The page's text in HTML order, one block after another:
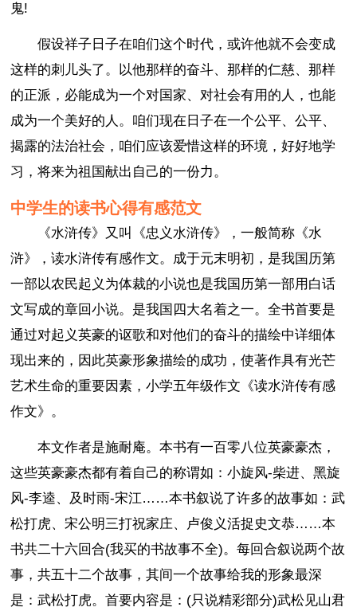
鬼!
假设祥子日子在咱们这个时代，或许他就不会变成
这样的刺儿头了。以他那样的奋斗、那样的仁慈、那样
的正派，必能成为一个对国家、对社会有用的人，也能
成为一个美好的人。咱们现在日子在一个公平、公平、
揭露的法治社会，咱们应该爱惜这样的环境，好好地学
习，将来为祖国献出自己的一份力。
中学生的读书心得有感范文
《水浒传》又叫《忠义水浒传》，一般简称《水
浒》，读水浒传有感作文。成于元末明初，是我国历第
一部以农民起义为体裁的小说也是我国历第一部用白话
文写成的章回小说。是我国四大名着之一。全书首要是
通过对起义英豪的讴歌和对他们的奋斗的描绘中详细体
现出来的，因此英豪形象描绘的成功，使著作具有光芒
艺术生命的重要因素，小学五年级作文《读水浒传有感
作文》。
本文作者是施耐庵。本书有一百零八位英豪豪杰，
这些英豪豪杰都有着自己的称谓如：小旋风-柴进、黑旋
风-李逵、及时雨-宋江……本书叙说了许多的故事如：武
松打虎、宋公明三打祝家庄、卢俊义活捉史文恭……本
书共二十六回合(我买的书故事不全)。每回合叙说两个故
事，共五十二个故事，其间一个故事给我的形象最深
是：武松打虎。首要内容是：(只说精彩部分)武松见山君